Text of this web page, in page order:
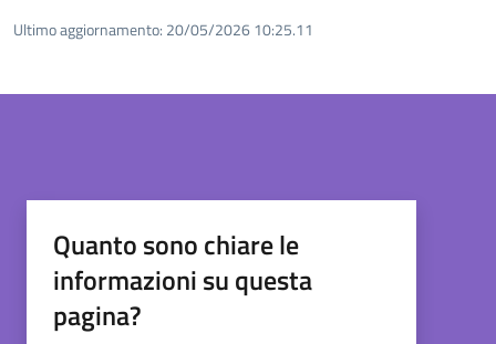
Ultimo aggiornamento: 20/05/2026 10:25.11
Quanto sono chiare le
informazioni su questa
pagina?